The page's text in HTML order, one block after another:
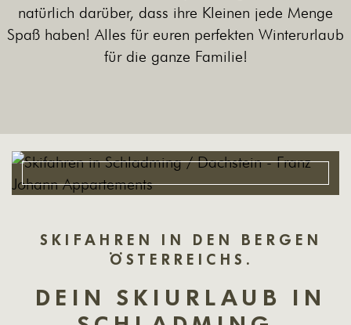
natürlich darüber, dass ihre Kleinen jede Menge
Spaß haben! Alles für euren perfekten Winterurlaub
für die ganze Familie!
SKIFAHREN IN DEN BERGEN
ÖSTERREICHS.
DEIN SKIURLAUB IN